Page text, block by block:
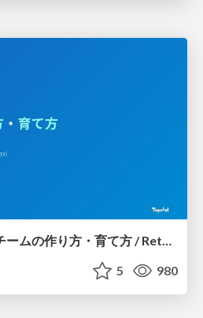
もう一度考える SRE チームの作り方・育て方 / Rethinking SRE #1: Building and Growing SRE Teams
5 980